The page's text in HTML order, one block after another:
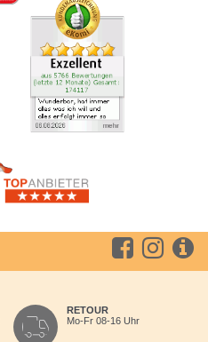
RETOUR
Mo-Fr 08-16 Uhr